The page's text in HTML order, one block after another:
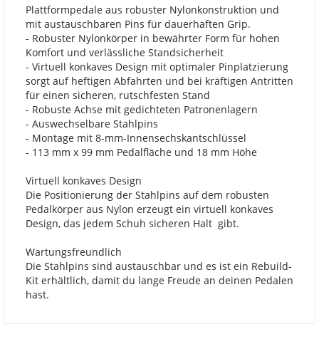
Plattformpedale aus robuster Nylonkonstruktion und
mit austauschbaren Pins für dauerhaften Grip.
- Robuster Nylonkörper in bewährter Form für hohen
Komfort und verlässliche Standsicherheit
- Virtuell konkaves Design mit optimaler Pinplatzierung
sorgt auf heftigen Abfahrten und bei kräftigen Antritten
für einen sicheren, rutschfesten Stand
- Robuste Achse mit gedichteten Patronenlagern
- Auswechselbare Stahlpins
- Montage mit 8-mm-Innensechskantschlüssel
- 113 mm x 99 mm Pedalfläche und 18 mm Höhe
Virtuell konkaves Design
Die Positionierung der Stahlpins auf dem robusten
Pedalkörper aus Nylon erzeugt ein virtuell konkaves
Design, das jedem Schuh sicheren Halt gibt.
Wartungsfreundlich
Die Stahlpins sind austauschbar und es ist ein Rebuild-
Kit erhältlich, damit du lange Freude an deinen Pedalen
hast.